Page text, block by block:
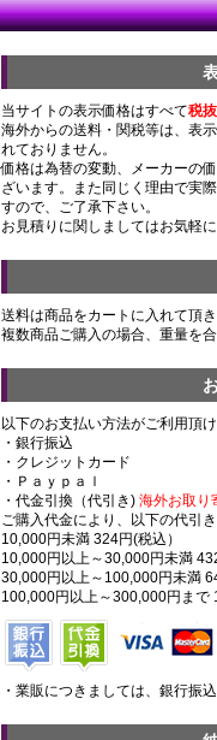
当サイトの表示価格はすべて税
海外からの送料・関税等は、表
れておりません。
価格は為替の変動、メーカーの
ざいます。また同じく理由で実
すので、ご了承下さい。
お見積りに関しましてはお気軽
送料は商品をカートに入れて頂
複数商品ご購入の場合、重量を
以下のお支払い方法がご利用頂け
・銀行振込
・クレジットカード
・Ｐａｙｐａｌ
・代金引換（代引き) 海外お取り
ご購入代金により、以下の代引
10,000円未満 324円(税込）
10,000円以上～30,000円未満
30,000円以上～100,000円未満
100,000円以上～300,000円まで
・業販につきましては、銀行振